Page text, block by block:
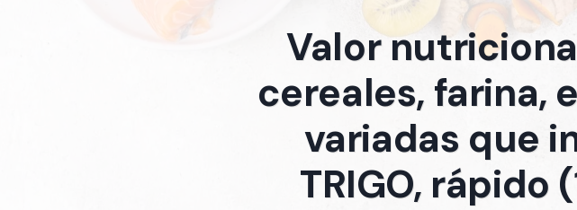
Valor
cereales, farina,
variadas que
TRIGO, rápido